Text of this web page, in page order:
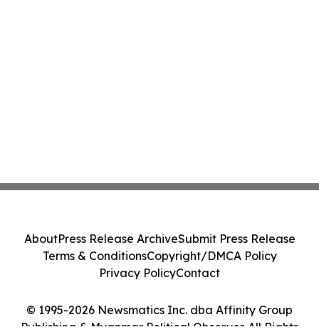
© 1995-2026 Newsmatics Inc. dba Affinity Group
Publishing & Myanmar Political Observer. All Rights
AboutPress Release ArchiveSubmit Press Release
Terms & ConditionsCopyright/DMCA Policy
Privacy PolicyContact